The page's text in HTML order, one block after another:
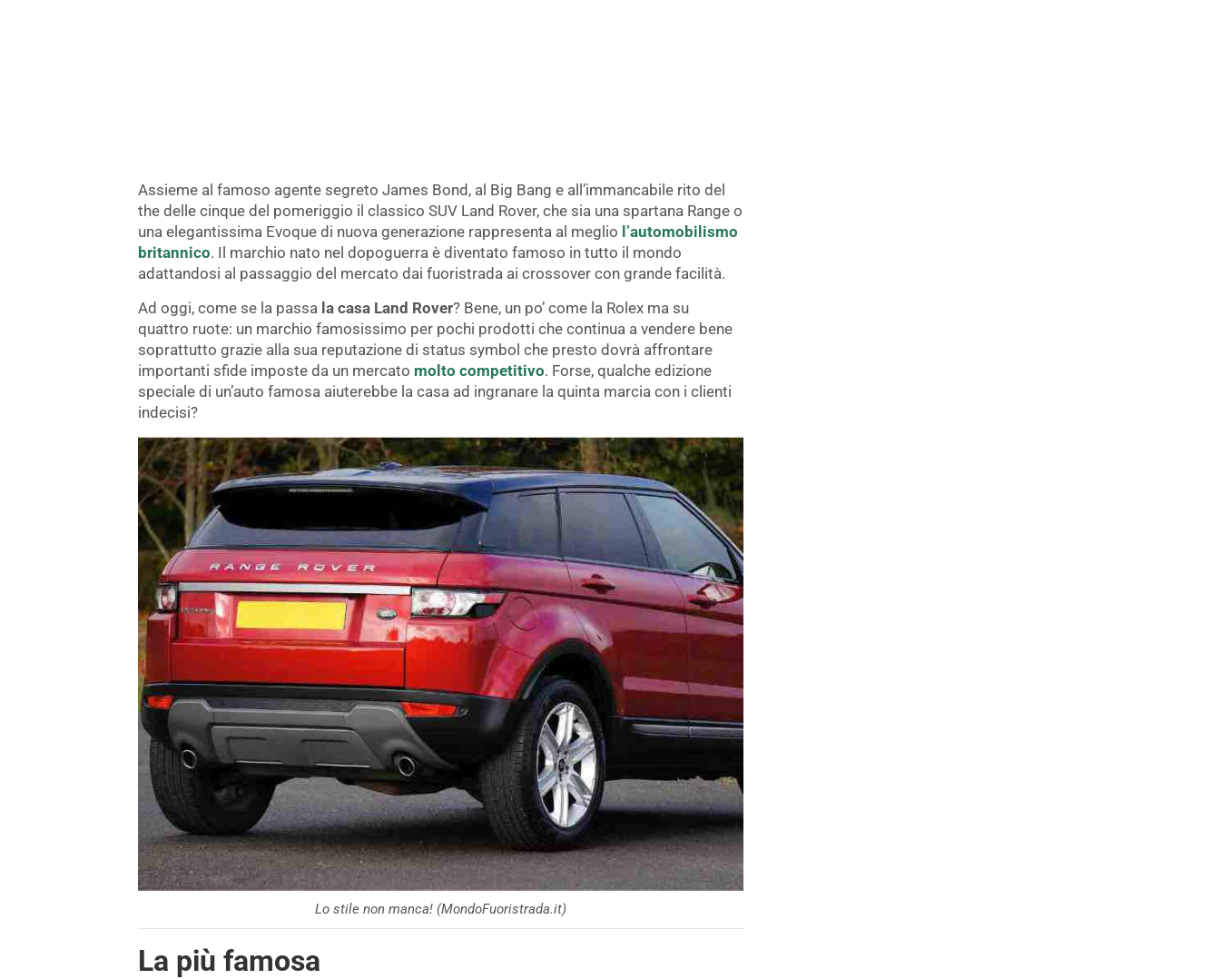
Assieme al famoso agente segreto James Bond, al Big Bang e all’immancabile rito del
the delle cinque del pomeriggio il classico SUV Land Rover, che sia una spartana Range o
una elegantissima Evoque di nuova generazione rappresenta al meglio l’automobilismo
britannico. Il marchio nato nel dopoguerra è diventato famoso in tutto il mondo
adattandosi al passaggio del mercato dai fuoristrada ai crossover con grande facilità.
Ad oggi, come se la passa la casa Land Rover? Bene, un po’ come la Rolex ma su
quattro ruote: un marchio famosissimo per pochi prodotti che continua a vendere bene
soprattutto grazie alla sua reputazione di status symbol che presto dovrà affrontare
importanti sfide imposte da un mercato molto competitivo. Forse, qualche edizione
speciale di un’auto famosa aiuterebbe la casa ad ingranare la quinta marcia con i clienti
indecisi?
Lo stile non manca! (MondoFuoristrada.it)
La più famosa